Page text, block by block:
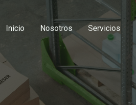
Inicio Nosotros Servicios